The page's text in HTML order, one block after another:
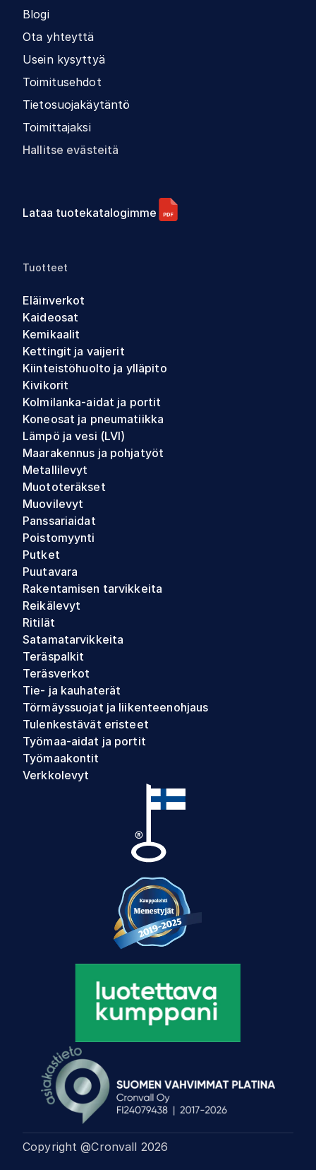
Blogi
Ota yhteyttä
Usein kysyttyä
Toimitusehdot
Tietosuojakäytäntö
Toimittajaksi
Hallitse evästeitä
Lataa tuotekatalogimme
Tuotteet
Eläinverkot
Kaideosat
Kemikaalit
Kettingit ja vaijerit
Kiinteistöhuolto ja ylläpito
Kivikorit
Kolmilanka-aidat ja portit
Koneosat ja pneumatiikka
Lämpö ja vesi (LVI)
Maarakennus ja pohjatyöt
Metallilevyt
Muototeräkset
Muovilevyt
Panssariaidat
Poistomyynti
Putket
Puutavara
Rakentamisen tarvikkeita
Reikälevyt
Ritilät
Satamatarvikkeita
Teräspalkit
Teräsverkot
Tie- ja kauhaterät
Törmäyssuojat ja liikenteenohjaus
Tulenkestävät eristeet
Työmaa-aidat ja portit
Työmaakontit
Verkkolevyt
Copyright @Cronvall 2026